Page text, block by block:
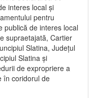
interes local și
pentru
publică de interes local
supraetajată, Cartier
Slatina, Județul
Slatina și
de expropriere a
în coridorul de